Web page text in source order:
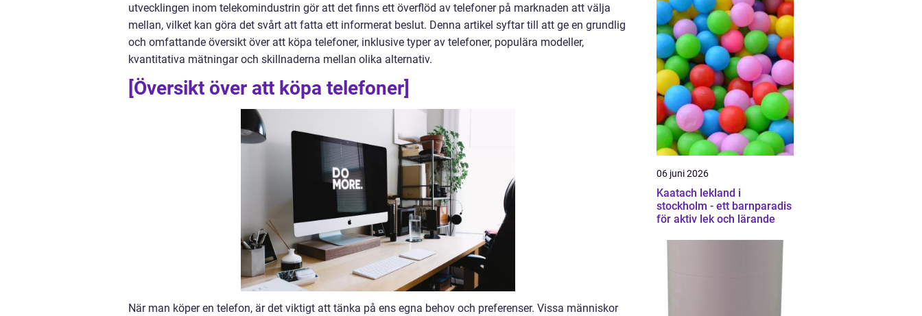
utvecklingen inom telekomindustrin gör att det finns ett överflöd av telefoner på marknaden att välja
mellan, vilket kan göra det svårt att fatta ett informerat beslut. Denna artikel syftar till att ge en grundlig
och omfattande översikt över att köpa telefoner, inklusive typer av telefoner, populära modeller,
kvantitativa mätningar och skillnaderna mellan olika alternativ.
[Översikt över att köpa telefoner]
När man köper en telefon, är det viktigt att tänka på ens egna behov och preferenser. Vissa människor
06 juni 2026
Kaatach lekland i
stockholm - ett barnparadis
för aktiv lek och lärande